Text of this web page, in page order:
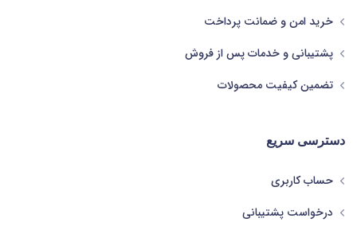
خرید امن و ضمانت پرداخت
پشتیبانی و خدمات پس از فروش
تضمین کیفیت محصولات
دسترسی سریع
حساب کاربری
درخواست پشتیبانی